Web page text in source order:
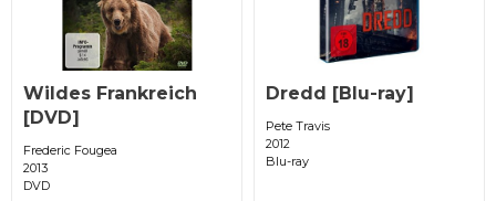
Wildes Frankreich
[DVD]
Frederic Fougea
2013
DVD
Dredd [Blu-ray]
Pete Travis
2012
Blu-ray